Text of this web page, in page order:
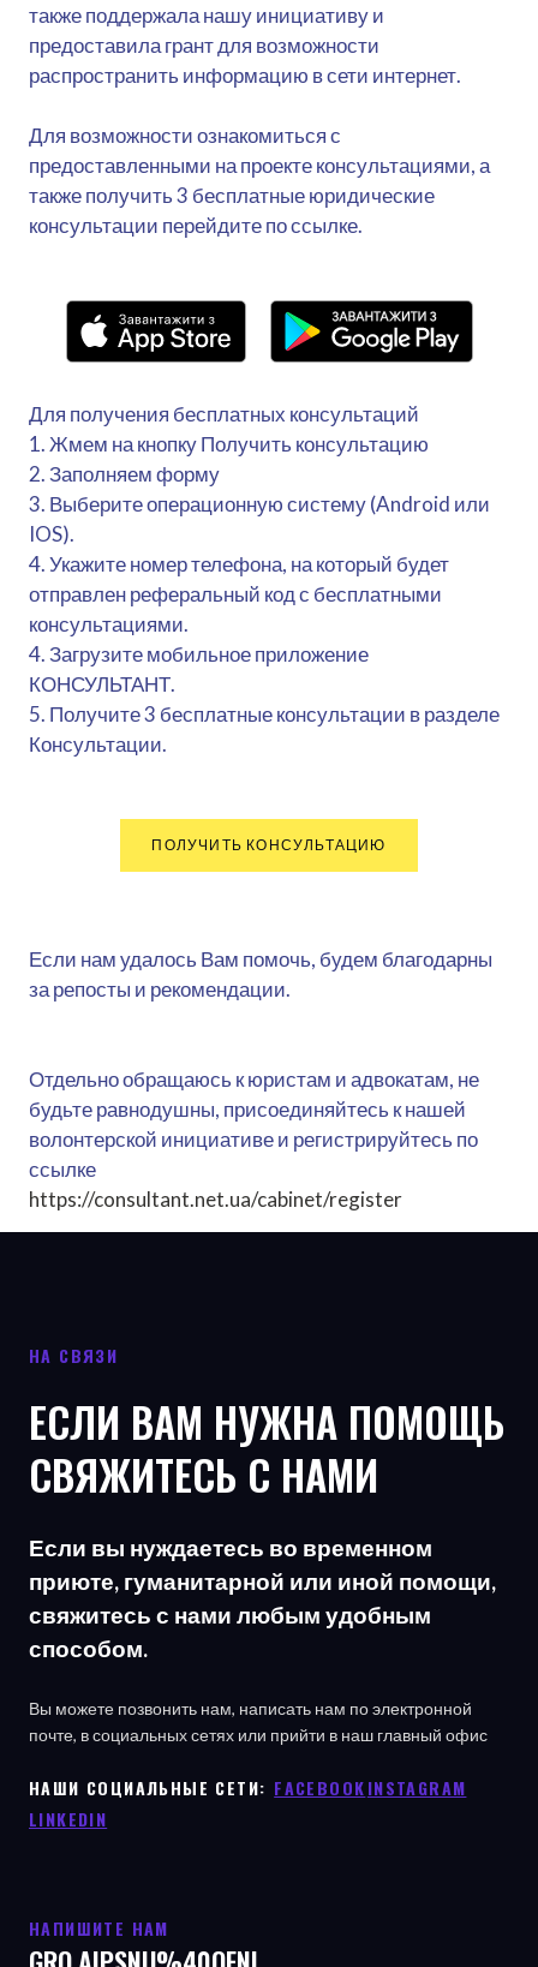
также поддержала нашу инициативу и
предоставила грант для возможности
распространить информацию в сети интернет.
Для возможности ознакомиться с
предоставленными на проекте консультациями, а
также получить 3 бесплатные юридические
консультации перейдите по ссылке.
Для получения бесплатных консультаций
1. Жмем на кнопку Получить консультацию
2. Заполняем форму
3. Выберите операционную систему (Android или
IOS).
4. Укажите номер телефона, на который будет
отправлен реферальный код с бесплатными
консультациями.
4. Загрузите мобильное приложение
КОНСУЛЬТАНТ.
5. Получите 3 бесплатные консультации в разделе
Консультации.
ПОЛУЧИТЬ КОНСУЛЬТАЦИЮ
Если нам удалось Вам помочь, будем благодарны
за репосты и рекомендации.
Отдельно обращаюсь к юристам и адвокатам, не
будьте равнодушны, присоединяйтесь к нашей
волонтерской инициативе и регистрируйтесь по
ссылке
https://consultant.net.ua/cabinet/register
НА СВЯЗИ
ЕСЛИ ВАМ НУЖНА ПОМОЩЬ
СВЯЖИТЕСЬ С НАМИ
Если вы нуждаетесь во временном
приюте, гуманитарной или иной помощи,
свяжитесь с нами любым удобным
способом.
Вы можете позвонить нам, написать нам по электронной
почте, в социальных сетях или прийти в наш главный офис
НАШИ СОЦИАЛЬНЫЕ СЕТИ: ㅤ FACEBOOKINSTAGRAM
LINKEDIN
НАПИШИТЕ НАМ